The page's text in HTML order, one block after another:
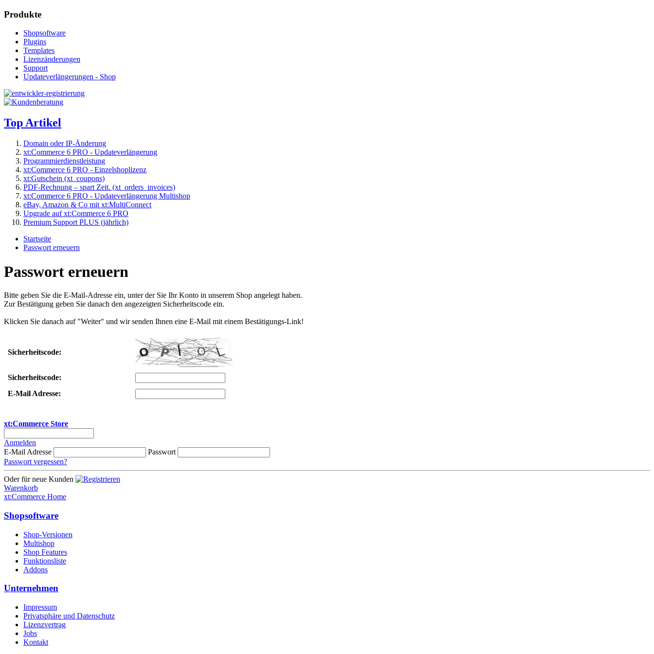
Produkte
Shopsoftware
Plugins
Templates
Lizenzänderungen
Support
Updateverlängerungen - Shop
Top Artikel
Domain oder IP-Änderung
xt:Commerce 6 PRO - Updateverlängerung
Programmierdienstleistung
xt:Commerce 6 PRO - Einzelshoplizenz
xt:Gutschein (xt_coupons)
PDF-Rechnung – spart Zeit. (xt_orders_invoices)
xt:Commerce 6 PRO - Updateverlängerung Multishop
eBay, Amazon & Co mit xt:MultiConnect
Upgrade auf xt:Commerce 6 PRO
Premium Support PLUS (jährlich)
Startseite
Passwort erneuern
Passwort erneuern
Bitte geben Sie die E-Mail-Adresse ein, unter der Sie Ihr Konto in unserem Shop angelegt haben.
Zur Bestätigung geben Sie danach den angezeigten Sicherheitscode ein.
Klicken Sie danach auf "Weiter" und wir senden Ihnen eine E-Mail mit einem Bestätigungs-Link!
Sicherheitscode:
Sicherheitscode:
E-Mail Adresse:
xt:Commerce Store
Anmelden
E-Mail Adresse
Passwort
Passwort vergessen?
Oder für neue Kunden
Warenkorb
xt:Commerce Home
Shopsoftware
Shop-Versionen
Multishop
Shop Features
Funktionsliste
Addons
Unternehmen
Impressum
Privatsphäre und Datenschutz
Lizenzvertrag
Jobs
Kontakt